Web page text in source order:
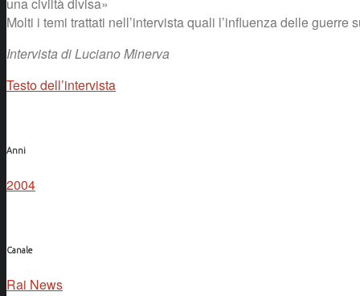
Molti i temi trattati nell’intervista quali l’influenza delle
Intervista di Luciano Minerva
Testo dell’intervista
Anni
2004
Canale
Rai News